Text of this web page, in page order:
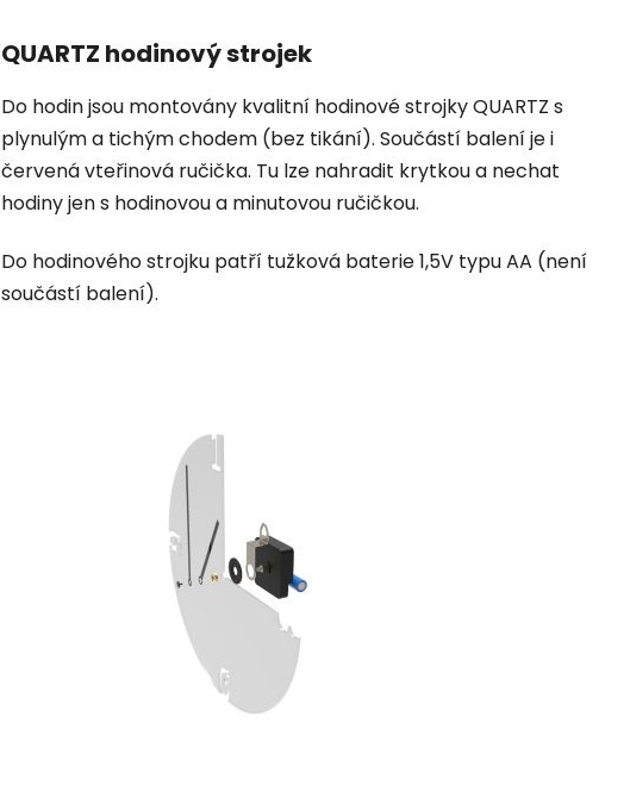
QUARTZ hodinový strojek
Do hodin jsou montovány kvalitní hodinové strojky QUARTZ s
plynulým a tichým chodem (bez tikání). Součástí balení je i
červená vteřinová ručička. Tu lze nahradit krytkou a nechat
hodiny jen s hodinovou a minutovou ručičkou.
Do hodinového strojku patří tužková baterie 1,5V typu AA (není
součástí balení).